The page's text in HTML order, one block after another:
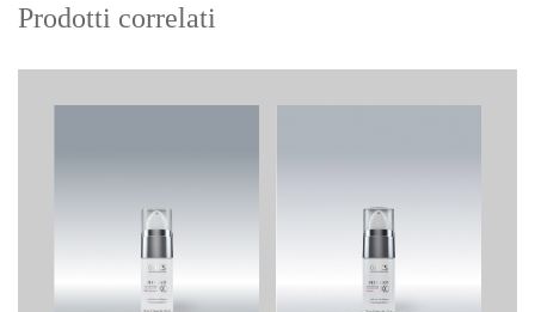
Prodotti correlati